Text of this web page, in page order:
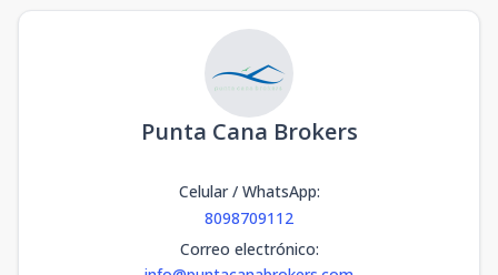
Punta Cana Brokers
Celular / WhatsApp:
8098709112
Correo electrónico: